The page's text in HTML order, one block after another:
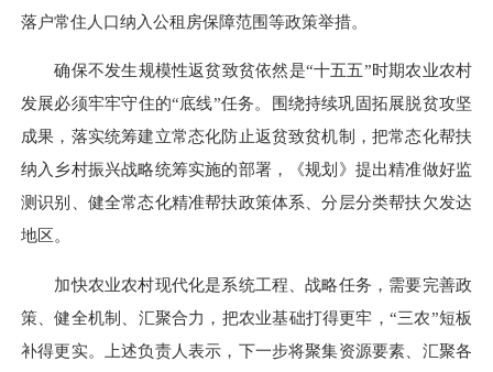
落户常住人口纳入公租房保障范围等政策举措。
确保不发生规模性返贫致贫依然是“十五五”时期农业农村
发展必须牢牢守住的“底线”任务。围绕持续巩固拓展脱贫攻坚
成果，落实统筹建立常态化防止返贫致贫机制，把常态化帮扶
纳入乡村振兴战略统筹实施的部署，《规划》提出精准做好监
测识别、健全常态化精准帮扶政策体系、分层分类帮扶欠发达
地区。
加快农业农村现代化是系统工程、战略任务，需要完善政
策、健全机制、汇聚合力，把农业基础打得更牢，“三农”短板
补得更实。上述负责人表示，下一步将聚集资源要素、汇聚各